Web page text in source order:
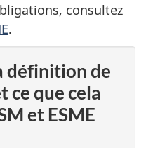
consultez
.
définition de
ce que cela
et ESME